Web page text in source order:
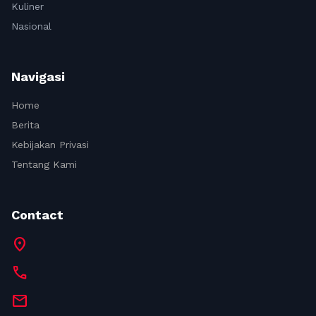
Kuliner
Nasional
Navigasi
Home
Berita
Kebijakan Privasi
Tentang Kami
Contact
location_on
call
mail